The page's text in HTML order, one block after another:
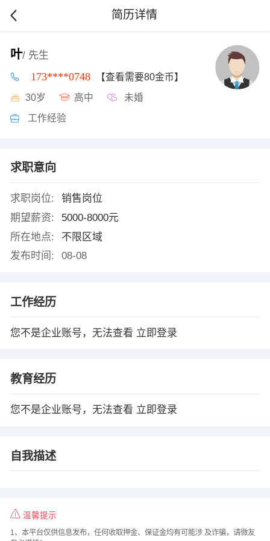
简历详情
叶/ 先生
173****0748 【查看需要80金币】
30岁 高中 未婚
工作经验
求职意向
求职岗位:
销售岗位
期望薪资:
5000-8000元
所在地点:
不限区域
发布时间:
08-08
工作经历
您不是企业账号，无法查看 立即登录
教育经历
您不是企业账号，无法查看 立即登录
自我描述
温馨提示
1、本平台仅供信息发布，任何收取押金、保证金均有可能涉 及诈骗，请微友